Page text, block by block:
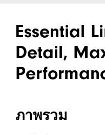
Essential
Detail,
ภาพรวม